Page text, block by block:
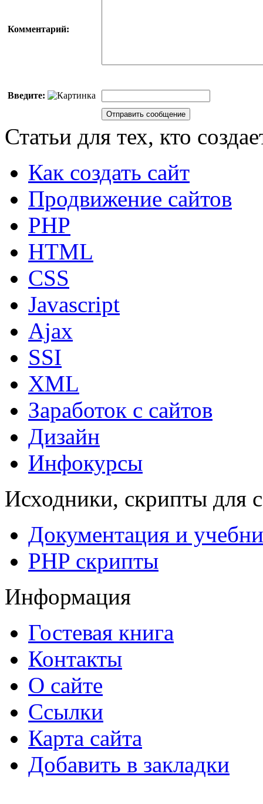
Комментарий:
Введите:
Статьи для тех, кто
Как создать сайт
Продвижение сайтов
PHP
HTML
CSS
Javascript
Ajax
SSI
XML
Заработок с сайтов
Дизайн
Инфокурсы
Исходники, скрипты для
Документация и
PHP скрипты
Информация
Гостевая книга
Контакты
О сайте
Ссылки
Карта сайта
Добавить в закладки